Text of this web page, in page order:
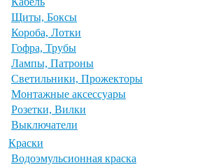
Щиты, Боксы
Короба, Лотки
Гофра, Трубы
Лампы, Патроны
Светильники, Прожекторы
Монтажные аксессуары
Розетки, Вилки
Выключатели
Краски
Водоэмульсионная краска